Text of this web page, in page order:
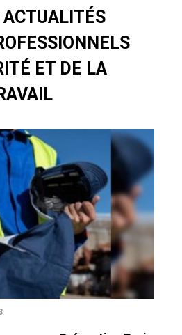
ET DE LA